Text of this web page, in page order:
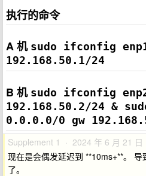
执行的命令
A 机 sudo ifconfig
192.168.50.1/24
B 机 sudo ifconfig
192.168.50.2/24 &
0.0.0.0/0 gw
Supplement 1 · 2024 年 6 月 21 日
现在是会偶发延迟到 **10ms+**。
了。